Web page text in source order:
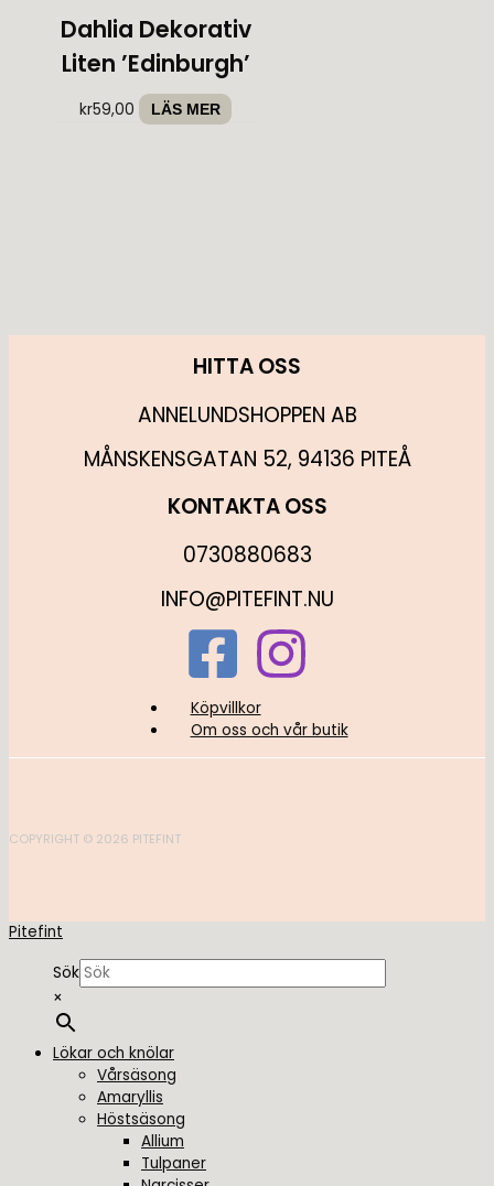
Dahlia Dekorativ
Liten ’Edinburgh’
kr59,00 LÄS MER
HITTA OSS
ANNELUNDSHOPPEN AB
MÅNSKENSGATAN 52, 94136 PITEÅ
KONTAKTA OSS
0730880683
INFO@PITEFINT.NU
Köpvillkor
Om oss och vår butik
COPYRIGHT © 2026 PITEFINT
Pitefint
Sök
×
Lökar och knölar
Vårsäsong
Amaryllis
Höstsäsong
Allium
Tulpaner